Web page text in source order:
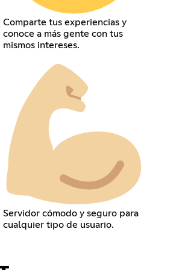
Comparte tus experiencias y
conoce a más gente con tus
mismos intereses.
Servidor cómodo y seguro para
cualquier tipo de usuario.